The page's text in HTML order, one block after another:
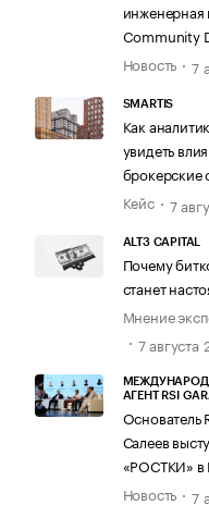
Community
Новость
7
SMARTIS
Как
увидеть
брокерские
Кейс
7
ALT3 CAPITAL
Почему
станет
Мнение
7 августа
АГЕНТ RSI
Основатель
Салеев
«РОСТКИ» в
Новость
7